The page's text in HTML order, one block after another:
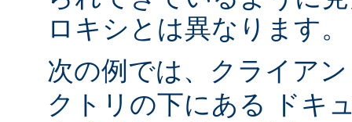
ロキシとは異なります。
次の例では、クライア
クトリの下にある ドキ